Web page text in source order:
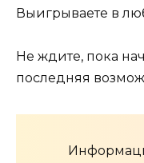
Выигрываете в
Не ждите, пока
последняя